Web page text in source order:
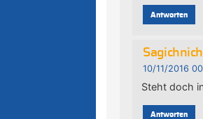
Antworten
10/11/2016
Steht doch
Antworten